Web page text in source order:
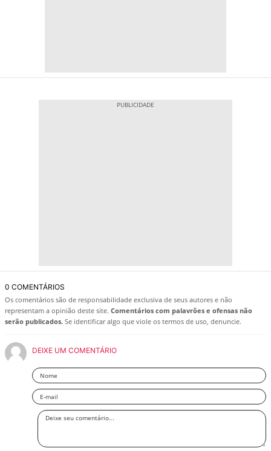
0 COMENTÁRIOS
Os comentários são de responsabilidade exclusiva de seus autores e não
representam a opinião deste site. Comentários com palavrões e ofensas não
serão publicados. Se identificar algo que viole os termos de uso, denuncie.
DEIXE UM COMENTÁRIO
Nome
Email
Deixe
comentário